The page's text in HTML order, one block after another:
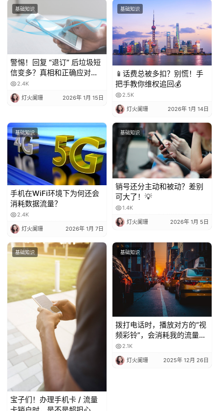
基础知识
警惕！回复 “退订” 后垃圾短
信变多？真相和正确应对方
法都在这
2.4K
灯火阑珊 2026年 1月 15日
基础知识
📱话费总被多扣？别慌！手
把手教你维权追回💰
2.5K
灯火阑珊 2026年 1月 14日
基础知识
手机在WiFi环境下为何还会
消耗数据流量？
2.4K
灯火阑珊 2026年 1月 7日
基础知识
销号还分主动和被动？差别
可大了！💡
1.4K
灯火阑珊 2026年 1月 5日
基础知识
宝子们！办理手机卡 / 流量
基础知识
拨打电话时，播放对方的“视
频彩铃”，会消耗我的流量
吗？
2.1K
灯火阑珊 2025年 12月 26日